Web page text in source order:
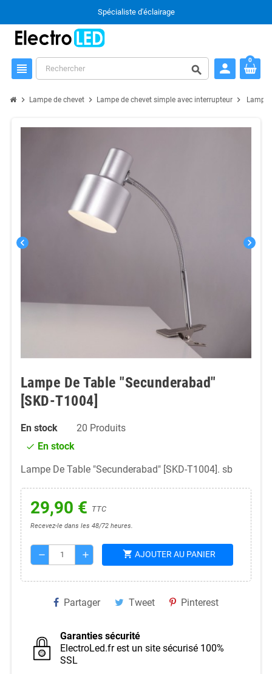
Spécialiste d'éclairage
view_headline search person
0
chevron_right Lampe de chevet chevron_right Lampe de chevet simple avec interrupteur chevron_right Lampe
chevron_left chevron_right
Lampe De Table "Secunderabad"
[SKD-T1004]
En stock 20 Produits
check En stock
Lampe De Table "Secunderabad" [SKD-T1004]. sb
29,90 € TTC
Recevez-le dans les 48/72 heures.
remove add shopping_cart AJOUTER AU PANIER
Partager Tweet Pinterest
Garanties sécurité
ElectroLed.fr est un site sécurisé 100%
SSL